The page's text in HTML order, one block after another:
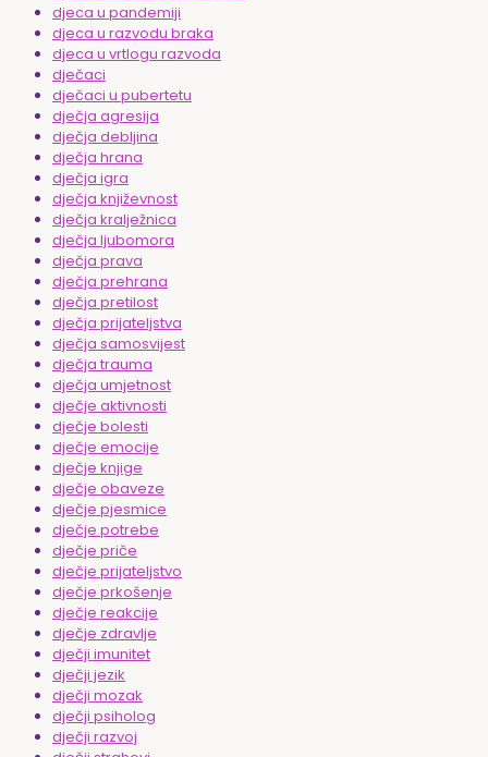
djeca u pandemiji
djeca u razvodu braka
djeca u vrtlogu razvoda
dječaci
dječaci u pubertetu
dječja agresija
dječja debljina
dječja hrana
dječja igra
dječja književnost
dječja kralježnica
dječja ljubomora
dječja prava
dječja prehrana
dječja pretilost
dječja prijateljstva
dječja samosvijest
dječja trauma
dječja umjetnost
dječje aktivnosti
dječje bolesti
dječje emocije
dječje knjige
dječje obaveze
dječje pjesmice
dječje potrebe
dječje priče
dječje prijateljstvo
dječje prkošenje
dječje reakcije
dječje zdravlje
dječji imunitet
dječji jezik
dječji mozak
dječji psiholog
dječji razvoj